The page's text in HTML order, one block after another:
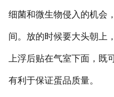
细菌和微生物侵入的机会
间。放的时候要大头朝上
上浮后贴在气室下面，既
有利于保证蛋品质量。